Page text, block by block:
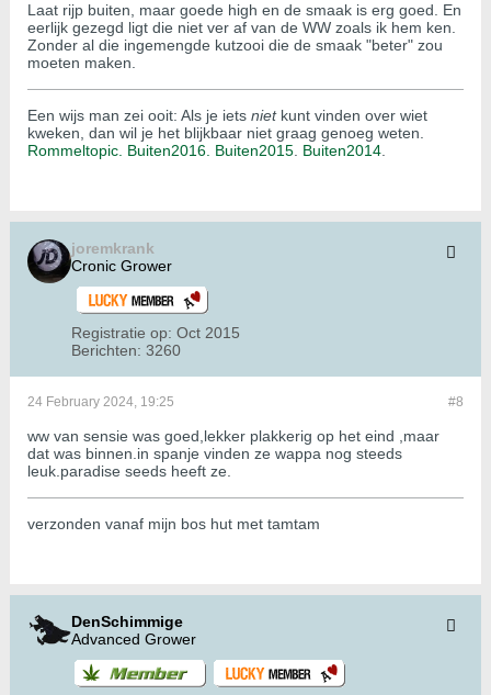
Laat rijp buiten, maar goede high en de smaak is erg goed. En
eerlijk gezegd ligt die niet ver af van de WW zoals ik hem ken.
Zonder al die ingemengde kutzooi die de smaak "beter" zou
moeten maken.
Een wijs man zei ooit: Als je iets nietkunt vinden over wiet
kweken, dan wil je het blijkbaar niet graag genoeg weten.
Rommeltopic. Buiten2016. Buiten2015 Buiten2014
joremkrank
Cronic Grower
Registratie op: Oct 2015
Berichten: 3260
#8
24 February 2024, 19:25
ww van sensie was goed,lekker plakkerig op het eind ,maar
dat was binnen.in spanje vinden ze wappa nog steeds
leuk.paradise seeds heeft ze.
verzonden vanaf mijn bos hut met tamtam
DenSchimmige
Advanced Grower